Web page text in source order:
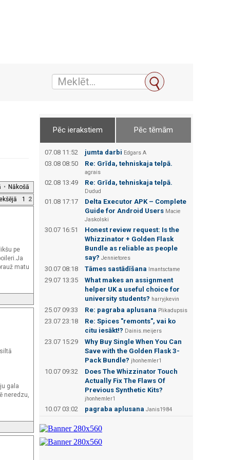
• Nākošā
1 2
pe
matu
gala
neredzu,
Pēc ierakstiem Pēc tēmām
07.08 11:52 jumta darbi Edgars А
03.08 08:50 Re: Grīda, tehniskaja telpā.
agrais
02.08 13:49 Re: Grīda, tehniskaja telpā.
Dudud
01.08 17:17
Delta Executor APK – Complete
Guide for Android Users Macie
Jaskolski
30.07 16:51
Honest review request: Is the
Whizzinator + Golden Flask
Bundle as reliable as people
say? Jennietores
30.07 08:18 Tāmes sastādīšana Imantsctame
29.07 13:35
What makes an assignment
helper UK a useful choice for
university students? harryjkevin
25.07 09:33 Re: pagraba aplusana Plikadupsis
23.07 23:18
Re: Spices "remonts", vai ko
citu iesākt!? Dainis.meijers
23.07 15:29
Why Buy Single When You Can
Save with the Golden Flask 3-
Pack Bundle? jhonhemler1
10.07 09:32
Does The Whizzinator Touch
Actually Fix The Flaws Of
Previous Synthetic Kits?
jhonhemler1
10.07 03:02 pagraba aplusana Janis1984